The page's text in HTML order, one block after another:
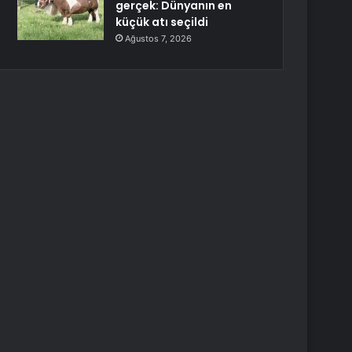
gerçek: Dünyanın en
küçük atı seçildi
Ağustos 7, 2026